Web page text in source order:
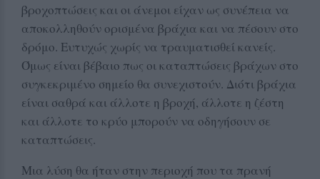
βροχοπτώσεις και οι άνεμοι είχαν ως συνέπεια να
αποκολληθούν ορισμένα βράχια και να πέσουν στο
δρόμο. Ευτυχώς χωρίς να τραυματισθεί κανείς.
Όμως είναι βέβαιο πως οι καταπτώσεις βράχων στο
συγκεκριμένο σημείο θα συνεχιστούν. Διότι βράχια
είναι σαθρά και άλλοτε η βροχή, άλλοτε η ζέστη
και άλλοτε το κρύο μπορούν να οδηγήσουν σε
καταπτώσεις.
Μια λύση θα ήταν στην περιοχή που τα πρανή